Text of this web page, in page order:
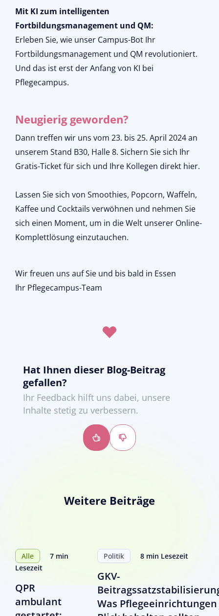
Mit KI zum intelligenten
Fortbildungsmanagement und QM:
Erleben Sie, wie unser Campus-Bot Ihr
Fortbildungsmanagement und QM revolutioniert.
Und das ist erst der Anfang von KI bei
Pflegecampus.
Neugierig geworden?
Dann treffen wir uns vom 23. bis 25. April 2024 an
unserem Stand B30, Halle 8. Sichern Sie sich Ihr
Gratis-Ticket für sich und Ihre Kollegen direkt hier.
Lassen Sie sich von Smoothies, Popcorn, Waffeln,
Kaffee und Cocktails verwöhnen und nehmen Sie
sich einen Moment, um in die Welt unserer Online-
Komplettlösung einzutauchen.
Wir freuen uns auf Sie und bis bald in Essen
Ihr Pflegecampus-Team
Hat Ihnen dieser Blog-Beitrag
gefallen?
Ihr Feedback hilft uns dabei, unsere
Inhalte stetig zu verbessern.
Daumen
hoch
Daumen
runter
Weitere Beiträge
Alle
7 min
Lesezeit
QPR
ambulant
Politik 8 min Lesezeit
GKV-
Was